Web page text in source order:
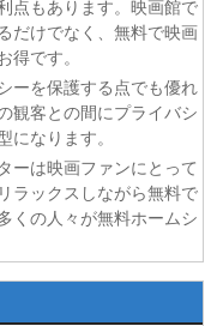
点もあります。映画館で
だけでなく、無料で映画
得です。
ーを保護する点でも優れ
観客との間にプライバシ
になります。
ーは映画ファンにとって
ラックスしながら無料で
くの人々が無料ホームシ